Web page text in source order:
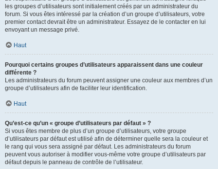
les groupes d’utilisateurs sont initialement créés par un administrateur du
forum. Si vous êtes intéressé par la création d’un groupe d’utilisateurs, votre
premier contact devrait être un administrateur. Essayez de le contacter en lui
envoyant un message privé.
Haut
Pourquoi certains groupes d’utilisateurs apparaissent dans une couleur
différente ?
Les administrateurs du forum peuvent assigner une couleur aux membres d’un
groupe d’utilisateurs afin de faciliter leur identification.
Haut
Qu’est-ce qu’un « groupe d’utilisateurs par défaut » ?
Si vous êtes membre de plus d’un groupe d’utilisateurs, votre groupe
d’utilisateurs par défaut est utilisé afin de déterminer quelle sera la couleur et
le rang qui vous sera assigné par défaut. Les administrateurs du forum
peuvent vous autoriser à modifier vous-même votre groupe d’utilisateurs par
défaut depuis le panneau de contrôle de l’utilisateur.